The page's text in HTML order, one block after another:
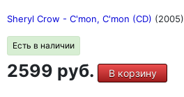
Sheryl Crow - C'mon, C'mon (CD) (2005)
Есть в наличии
2599 руб. В корзину